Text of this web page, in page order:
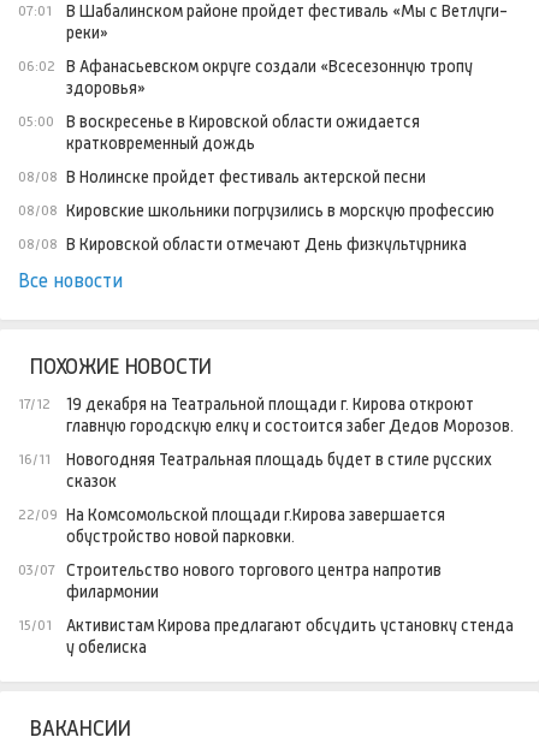
07:01
В Шабалинском районе пройдет фестиваль «Мы с Ветлуги-
реки»
06:02
В Афанасьевском округе создали «Всесезонную тропу
здоровья»
05:00
В воскресенье в Кировской области ожидается
кратковременный дождь
08/08 В Нолинске пройдет фестиваль актерской песни
08/08 Кировские школьники погрузились в морскую профессию
08/08 В Кировской области отмечают День физкультурника
Все новости
ПОХОЖИЕ НОВОСТИ
17/12
19 декабря на Театральной площади г. Кирова откроют
главную городскую елку и состоится забег Дедов Морозов.
16/11
Новогодняя Театральная площадь будет в стиле русских
сказок
22/09 На Комсомольской площади г.Кирова завершается
обустройство новой парковки.
03/07
Строительство нового торгового центра напротив
филармонии
15/01
Активистам Кирова предлагают обсудить установку стенда
у обелиска
ВАКАНСИИ